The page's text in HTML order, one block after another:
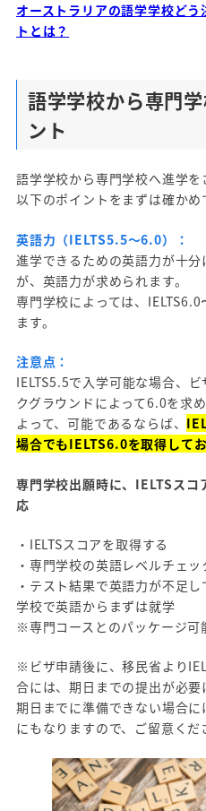
オーストラリアの語学学校ど
トとは？
語学学校から専門
ント
語学学校から専門学校へ進学を
以下のポイントをまずは確かめ
英語力（IELTS5.5～6.0）：
進学できるための英語力が十
が、英語力が求められます。
専門学校によっては、
ます。
注意点：
IELTS5.5で入学可能な場合、
クグラウンドによって6.0を求
よって、可能であるならば、
場合でもIELTS6.0を取得して
専門学校出願時に、IELTSスコ
応
・IELTSスコアを取得する
・専門学校の英語レベルチェ
・テスト結果で英語力が不足
学校で英語からまずは就学
※専門コースとのパッケージ可
※ビザ申請後に、移民省より
合には、期日までの提出が必要
期日までに準備できない場合
にもなりますので、ご留意くだ